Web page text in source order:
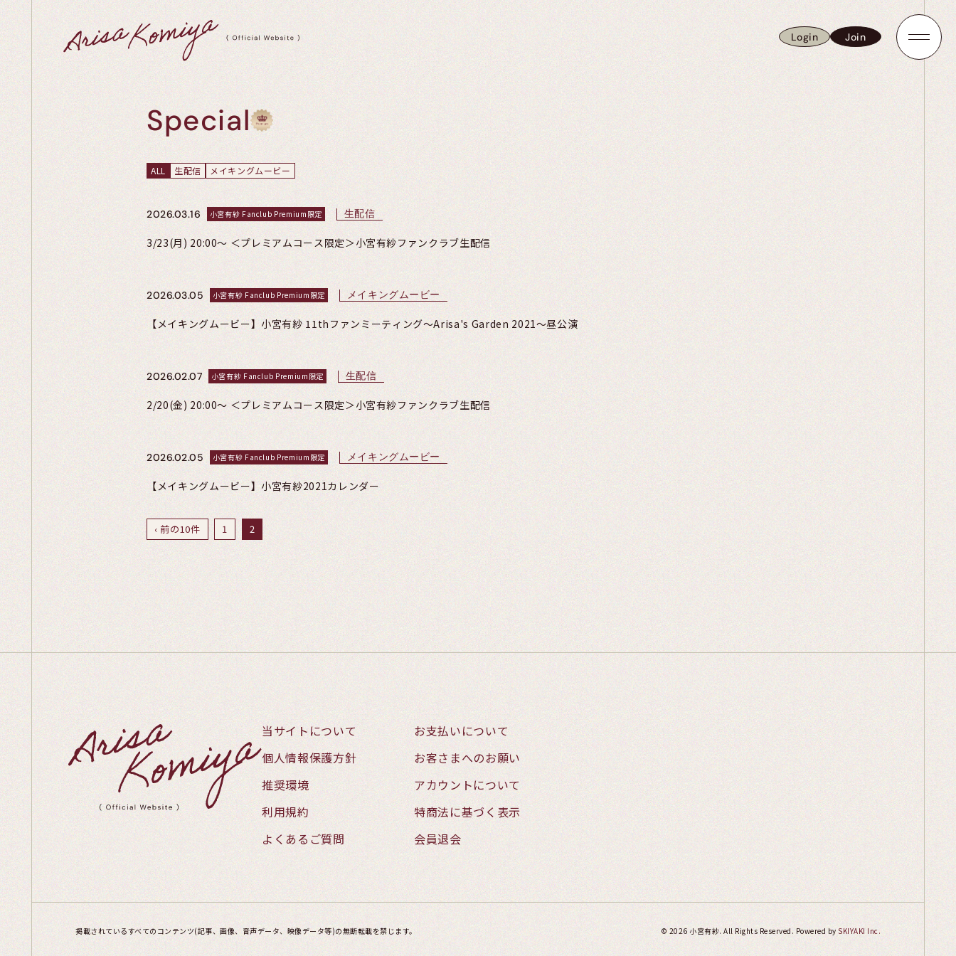
Login
Login
Join
Join
Special
ALL 生配信 メイキングムービー
2026.03.16 小宮有紗 Fanclub Premium限定 生配信
3/23(月) 20:00〜 ＜プレミアムコース限定＞小宮有紗ファンクラブ生配信
2026.03.05 小宮有紗 Fanclub Premium限定 メイキングムービー
【メイキングムービー】小宮有紗 11thファンミーティング～Arisa's Garden 2021～昼公演
2026.02.07 小宮有紗 Fanclub Premium限定 生配信
2/20(金) 20:00〜 ＜プレミアムコース限定＞小宮有紗ファンクラブ生配信
2026.02.05 小宮有紗 Fanclub Premium限定 メイキングムービー
【メイキングムービー】小宮有紗2021カレンダー
‹ 前の10件 1 2
当サイトについて
お支払いについて
個人情報保護方針
お客さまへのお願い
推奨環境
アカウントについて
利用規約
特商法に基づく表示
よくあるご質問
会員退会
掲載されているすべてのコンテンツ(記事、画像、音声データ、映像データ等)の無断転載を禁じます。 © 2026 小宮有紗. All Rights Reserved. Powered by SKIYAKI Inc.